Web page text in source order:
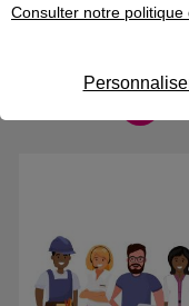
mention « Agent
Consulter notre politique